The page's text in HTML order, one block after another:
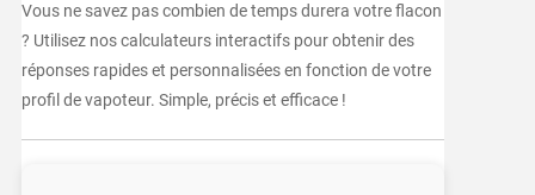
Vous ne savez pas combien de temps durera votre flacon
? Utilisez nos calculateurs interactifs pour obtenir des
réponses rapides et personnalisées en fonction de votre
profil de vapoteur. Simple, précis et efficace !